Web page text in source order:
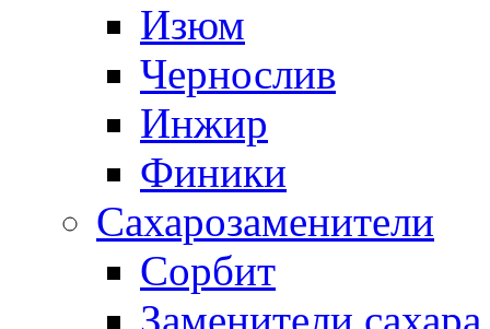
Изюм
Чернослив
Инжир
Финики
Сахарозаменители
Сорбит